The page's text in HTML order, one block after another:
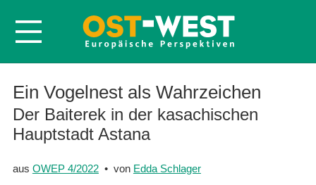
Startseite
Über OWEP
Volltexte
Ein Vogelnest als Wahrzeichen
Der Baiterek in der kasachischen
Hauptstadt Astana
aus OWEP 4/2022• von Edda Schlager